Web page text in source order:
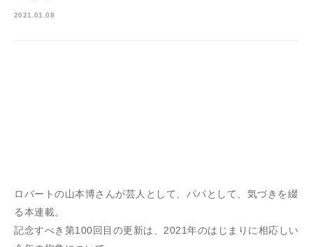
2021.01.08
ロバートの山本博さんが芸人として、パパとして、気づきを綴
る本連載。
記念すべき第100回目の更新は、2021年のはじまりに相応しい